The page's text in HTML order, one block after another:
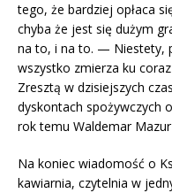
tego, że bardziej opłaca
chyba że jest się dużym
na to, i na to. — Niestety,
wszystko zmierza ku
Zresztą w dzisiejszych
dyskontach spożywczych
rok temu Waldemar
Na koniec wiadomość o
kawiarnia, czytelnia w